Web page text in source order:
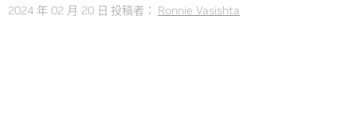
2024 年 02 月 20 日 投稿者： Ronnie Vasishta